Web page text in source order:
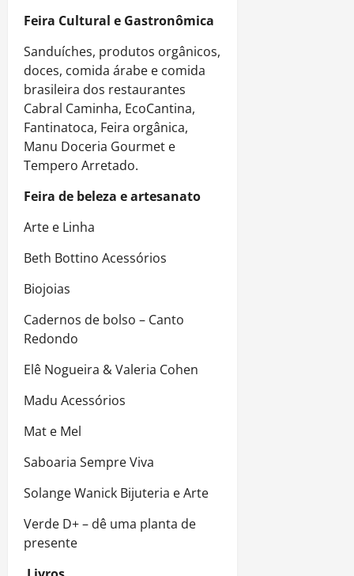
Feira Cultural e Gastronômica
Sanduíches, produtos orgânicos,
doces, comida árabe e comida
brasileira dos restaurantes
Cabral Caminha, EcoCantina,
Fantinatoca, Feira orgânica,
Manu Doceria Gourmet e
Tempero Arretado.
Feira de beleza e artesanato
Arte e Linha
Beth Bottino Acessórios
Biojoias
Cadernos de bolso – Canto
Redondo
Elê Nogueira & Valeria Cohen
Madu Acessórios
Mat e Mel
Saboaria Sempre Viva
Solange Wanick Bijuteria e Arte
Verde D+ – dê uma planta de
presente